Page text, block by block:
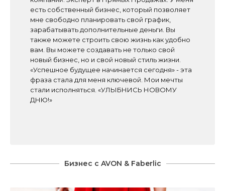
есть собственный бизнес, который позволяет
мне свободно планировать свой график,
зарабатывать дополнительные деньги. Вы
также можете строить свою жизнь как удобно
вам. Вы можете создавать не только свой
новый бизнес, но и свой новый стиль жизни.
«Успешное будущее начинается сегодня» - эта
фраза стала для меня ключевой. Мои мечты
стали исполняться. «УЛЫБНИСЬ НОВОМУ
ДНЮ!»
Бизнес с AVON & Faberlic